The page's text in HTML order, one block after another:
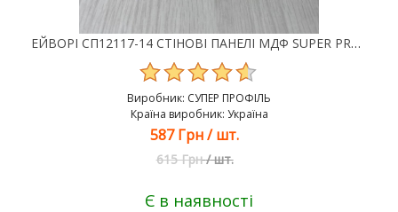
ЕЙВОРІ СП12117-14 СТІНОВІ ПАНЕЛІ МДФ SUPER PROFIL
Виробник: СУПЕР ПРОФІЛЬ
Країна виробник: Україна
587 Грн/шт.
615 Грн /шт.
Є в наявності